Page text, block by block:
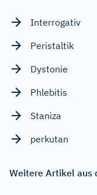
Interrogativ
Peristaltik
Dystonie
Phlebitis
Staniza
perkutan
Weitere Artikel aus